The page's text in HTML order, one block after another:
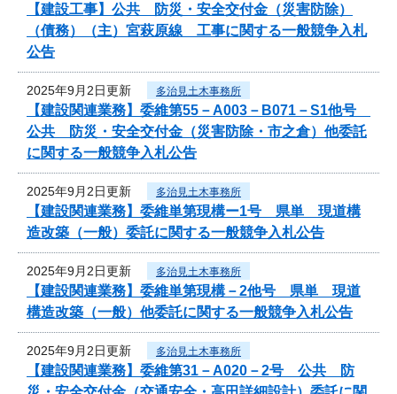
【建設工事】公共 防災・安全交付金（災害防除）
（債務）（主）宮萩原線 工事に関する一般競争入札
公告
2025年9月2日更新 多治見土木事務所
【建設関連業務】委維第55－A003－B071－S1他号
公共 防災・安全交付金（災害防除・市之倉）他委託
に関する一般競争入札公告
2025年9月2日更新 多治見土木事務所
【建設関連業務】委維単第現構ー1号 県単 現道構
造改築（一般）委託に関する一般競争入札公告
2025年9月2日更新 多治見土木事務所
【建設関連業務】委維単第現構－2他号 県単 現道
構造改築（一般）他委託に関する一般競争入札公告
2025年9月2日更新 多治見土木事務所
【建設関連業務】委維第31－A020－2号 公共 防